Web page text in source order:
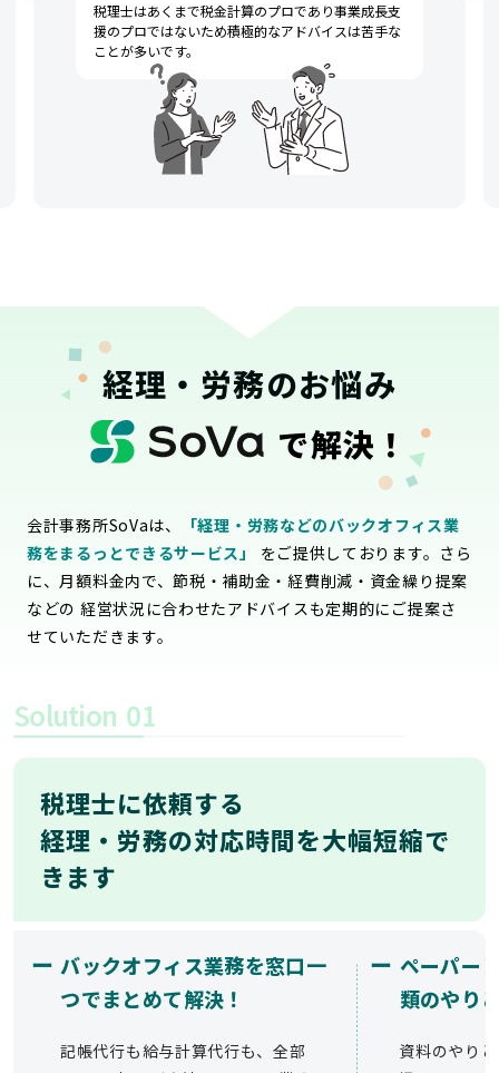
税理士はあくまで税金計算のプロであり事業成長支
援のプロではないため積極的なアドバイスは苦手な
ことが多いです。
経理・労務のお悩み
で解決！
会計事務所SoVaは、
「経理・労務などのバックオフィス業
務をまるっとできるサービス」
をご提供しております。さら
に、月額料金内で、節税・補助金・経費削減・資金繰り提案
などの 経営状況に合わせたアドバイスも定期的にご提案さ
せていただきます。
Solution 01
税理士に依頼する
経理・労務の対応時間を大幅短縮で
きます
ー バックオフィス業務を窓口一
つでまとめて解決！
記帳代行も給与計算代行も、全部
ー ペーパー
類のやり
資料のやり